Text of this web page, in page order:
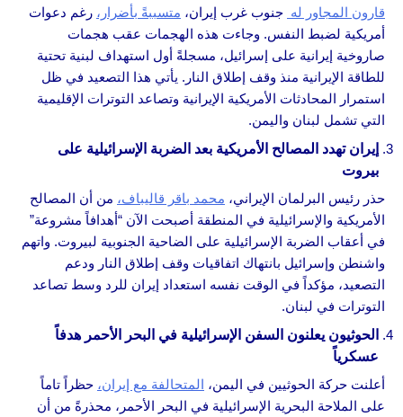
قارون المجاور له جنوب غرب إيران، متسببةً بأضرار، رغم دعوات
أمريكية لضبط النفس. وجاءت هذه الهجمات عقب هجمات
صاروخية إيرانية على إسرائيل، مسجلةً أول استهداف لبنية تحتية
للطاقة الإيرانية منذ وقف إطلاق النار. يأتي هذا التصعيد في ظل
استمرار المحادثات الأمريكية الإيرانية وتصاعد التوترات الإقليمية
التي تشمل لبنان واليمن.
إيران تهدد المصالح الأمريكية بعد الضربة الإسرائيلية على
بيروت
حذر رئيس البرلمان الإيراني، محمد باقر قاليباف، من أن المصالح
الأمريكية والإسرائيلية في المنطقة أصبحت الآن “أهدافاً مشروعة”
في أعقاب الضربة الإسرائيلية على الضاحية الجنوبية لبيروت. واتهم
واشنطن وإسرائيل بانتهاك اتفاقيات وقف إطلاق النار ودعم
التصعيد، مؤكداً في الوقت نفسه استعداد إيران للرد وسط تصاعد
التوترات في لبنان.
الحوثيون يعلنون السفن الإسرائيلية في البحر الأحمر هدفاً
عسكرياً
أعلنت حركة الحوثيين في اليمن، المتحالفة مع إيران، حظراً تاماً
على الملاحة البحرية الإسرائيلية في البحر الأحمر، محذرةً من أن